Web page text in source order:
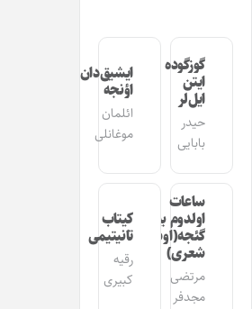
گوزگوده
ایتن
ایل‌لر
حیدر
بابایی
ایشیق‌دان
اؤنجه
ائلمان
موغانلی
ساعات
اولدوم بیر
گئجه(اوشاق
شعری)
مرتضی
مجدفر
کیتاب
تانیتیمی
رقیه
کبیری